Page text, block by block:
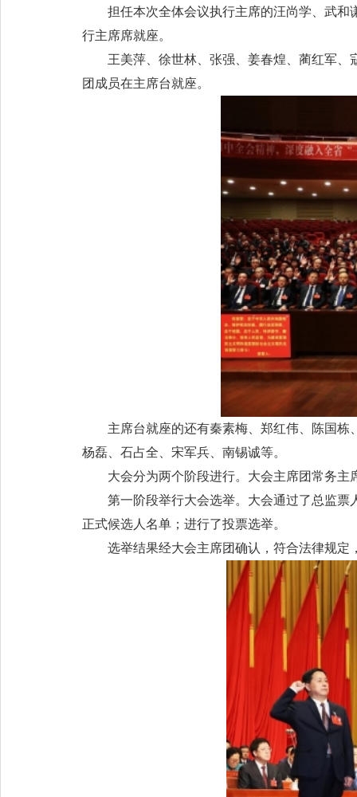
担任本次全体会议执行主席的汪尚学、武
行主席席就座。
王美萍、徐世林、张强、姜春煌、蔺红军
团成员在主席台就座。
主席台就座的还有秦素梅、郑红伟、陈国
杨磊、石占全、宋军兵、南锡诚等。
大会分为两个阶段进行。大会主席团常务
第一阶段举行大会选举。大会通过了总监
正式候选人名单；进行了投票选举。
选举结果经大会主席团确认，符合法律规定